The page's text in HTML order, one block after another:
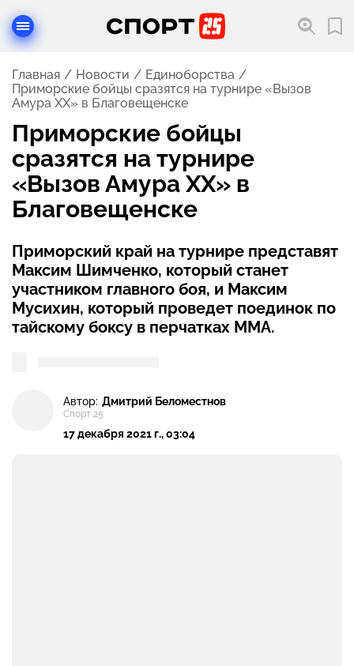
Главная Новости
Единоборства
Приморские бойцы сразятся на турнире «Вызов
Амура XX» в Благовещенске
Приморские бойцы
сразятся на турнире
«Вызов Амура XX» в
Благовещенске
Приморский край на турнире представят
Максим Шимченко, который станет
участником главного боя, и Максим
Мусихин, который проведет поединок по
тайскому боксу в перчатках ММА.
Автор: Дмитрий Беломестнов
Спорт 25
17 декабря 2021 г., 03:04